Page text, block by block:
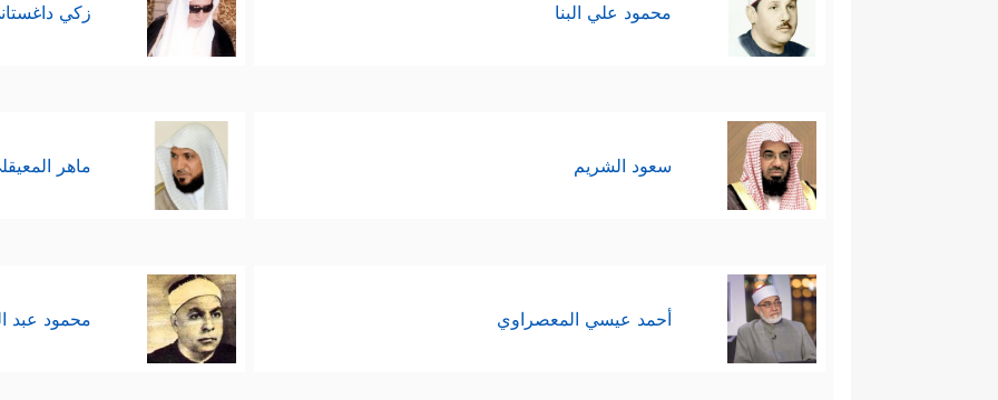
محمود علي البنا زكي
سعود الشريم ماهر
أحمد عيسي المعصراوي محمود عبد